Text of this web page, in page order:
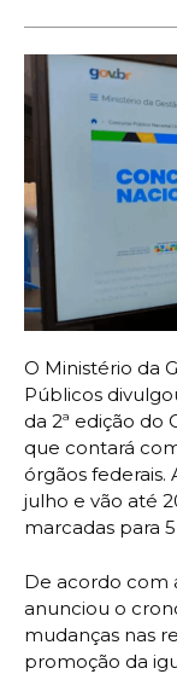
O Ministério da
Públicos
da 2ª edição do
que contará
órgãos federais.
julho e vão até
marcadas para
De acordo com
anunciou o
mudanças nas
promoção da